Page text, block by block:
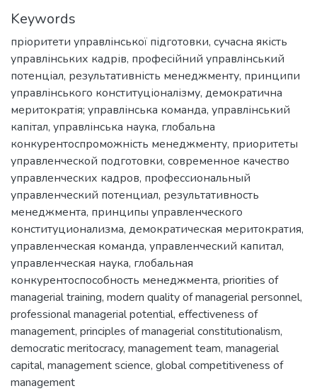
Keywords
пріоритети управлінської підготовки, сучасна якість
управлінських кадрів, професійний управлінський
потенціал, результативність менеджменту, принципи
управлінського конституціоналізму, демократична
меритократія; управлінська команда, управлінський
капітал, управлінська наука, глобальна
конкурентоспроможність менеджменту, приоритеты
управленческой подготовки, современное качество
управленческих кадров, профессиональный
управленческий потенциал, результативность
менеджмента, принципы управленческого
конституционализма, демократическая меритократия,
управленческая команда, управленческий капитал,
управленческая наука, глобальная
конкурентоспособность менеджмента, priorities of
managerial training, modern quality of managerial personnel,
professional managerial potential, effectiveness of
management, principles of managerial constitutionalism,
democratic meritocracy, management team, managerial
capital, management science, global competitiveness of
management